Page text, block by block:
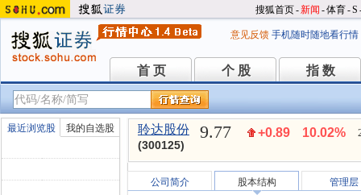
搜狐首页-新闻 -体育-S
意见反馈 手机随时随地看行情
首 页
首 页 个 股
个 股 指 数
指 数
最近浏览股 我的自选股 聆达股份
(300125)
9.77 +0.89 10.02%
公司简介 股本结构 管理层